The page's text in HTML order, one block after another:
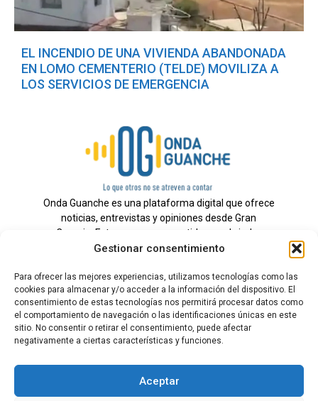
Gestionar consentimiento
Para ofrecer las mejores experiencias, utilizamos tecnologías como las
cookies para almacenar y/o acceder a la información del dispositivo. El
consentimiento de estas tecnologías nos permitirá procesar datos como
el comportamiento de navegación o las identificaciones únicas en este
sitio. No consentir o retirar el consentimiento, puede afectar
negativamente a ciertas características y funciones.
Aceptar
EL INCENDIO DE UNA VIVIENDA ABANDONADA
EN LOMO CEMENTERIO (TELDE) MOVILIZA A
LOS SERVICIOS DE EMERGENCIA
Onda Guanche es una plataforma digital que ofrece
noticias, entrevistas y opiniones desde Gran
Canaria. Estamos comprometidos con brindar
información veraz y un periodismo independiente a
Todos los derechos reservados.
Radio
Contacto
Aviso Legal